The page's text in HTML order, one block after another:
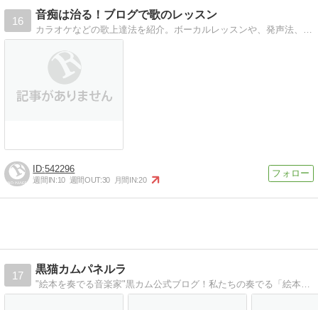
16
音痴は治る！ブログで歌のレッスン
542296
週間IN:10 週間OUT:30 月間IN:20
17
黒猫カムパネルラ